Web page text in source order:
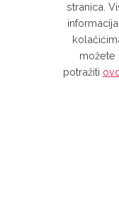
stranica.
možete
potražiti